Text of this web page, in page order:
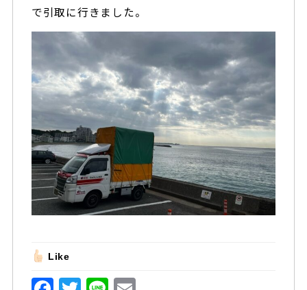
で引取に行きました。
Like